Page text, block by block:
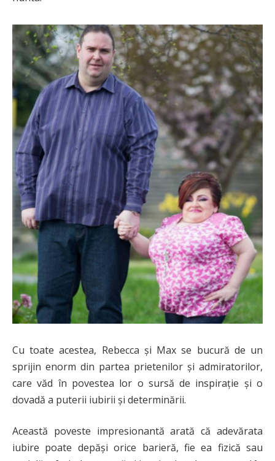
Cu toate acestea, Rebecca și Max se bucură de un
sprijin enorm din partea prietenilor și admiratorilor,
care văd în povestea lor o sursă de inspirație și o
dovadă a puterii iubirii și determinării.
Această poveste impresionantă arată că adevărata
iubire poate depăși orice barieră, fie ea fizică sau